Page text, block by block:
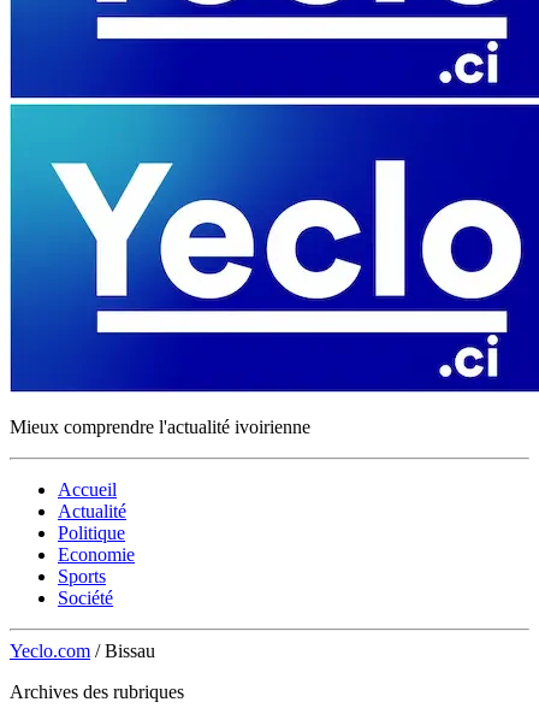
Mieux comprendre l'actualité ivoirienne
Accueil
Actualité
Politique
Economie
Sports
Société
Yeclo.com / Bissau
Archives des rubriques